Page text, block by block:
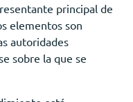
principal de
elementos son
autoridades
sobre la que se